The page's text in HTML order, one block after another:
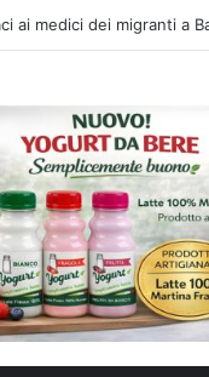
ai medici dei migranti a